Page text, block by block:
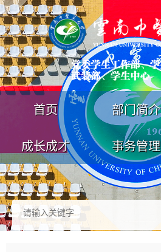
首页 部门简介
成长成才 事务管理